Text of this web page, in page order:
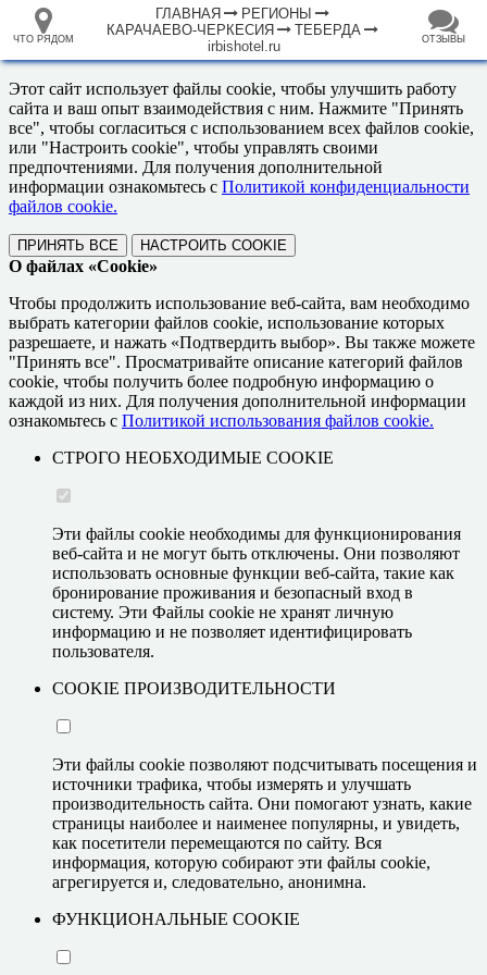
ОТЗЫВЫ
ЧТО РЯДОМ
ГЛАВНАЯ
РЕГИОНЫ
КАРАЧАЕВО-ЧЕРКЕСИЯ
ТЕБЕРДА
irbishotel.ru
Отель "Гостевой дом Ирбис"
Инфраструктура
Автозаправочная станция (3)
Автомойка (1)
Автопарковка (2)
Банк (1)
Банкомат (3)
Гостиница (3)
Зоопарк (1)
Кафе (4)
Магазин (12)
Музей (1)
Рынок, базар (1)
Исторические объекты
Природные объекты
Источник (2)
Вершина горы, холма (1)
РЯДОМ
+
–
⤢
33.105265 68.973718